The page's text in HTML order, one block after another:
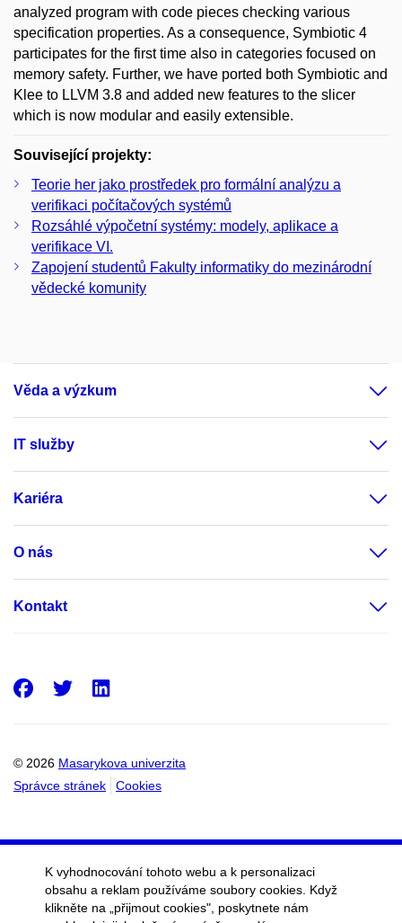
analyzed program with code pieces checking various
specification properties. As a consequence, Symbiotic 4
participates for the first time also in categories focused on
memory safety. Further, we have ported both Symbiotic and
Klee to LLVM 3.8 and added new features to the slicer
which is now modular and easily extensible.
Související projekty:
Teorie her jako prostředek pro formální analýzu a
verifikaci počítačových systémů
Rozsáhlé výpočetní systémy: modely, aplikace a
verifikace VI.
Zapojení studentů Fakulty informatiky do mezinárodní
vědecké komunity
Věda a výzkum
IT služby
Kariéra
O nás
Kontakt
© 2026 Masarykova univerzita
Správce stránek
Cookies
Facebook
Twitter
K vyhodnocování tohoto webu a k personalizaci
obsahu a reklam používáme soubory cookies. Když
klikněte na „přijmout cookies", poskytnete nám